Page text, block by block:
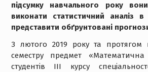
підсумку навчального року
виконати статистичний аналіз в
представити обґрунтовані
З лютого 2019 року та протягом
семестру предмет «Математична
студентів III курсу